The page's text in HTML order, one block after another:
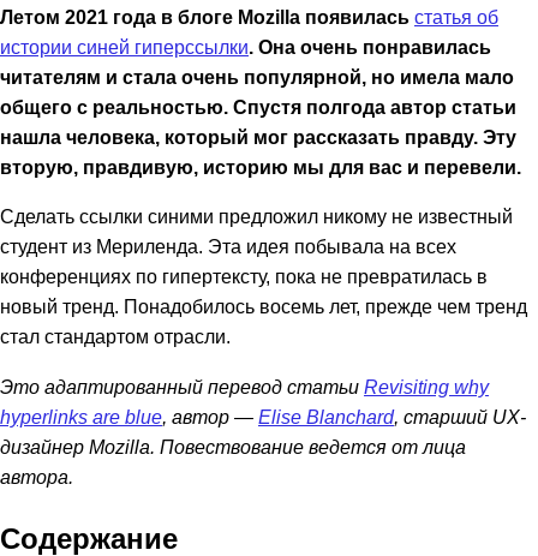
Летом 2021 года в блоге Mozilla появилась статья об
истории синей гиперссылки. Она очень понравилась
читателям и стала очень популярной, но имела мало
общего с реальностью. Спустя полгода автор статьи
нашла человека, который мог рассказать правду. Эту
вторую, правдивую, историю мы для вас и перевели.
Сделать ссылки синими предложил никому не известный
студент из Мериленда. Эта идея побывала на всех
конференциях по гипертексту, пока не превратилась в
новый тренд. Понадобилось восемь лет, прежде чем тренд
стал стандартом отрасли.
Это адаптированный перевод статьи Revisiting why
hyperlinks are blue , автор — Elise Blanchard, старший UX-
дизайнер Mozilla. Повествование ведется от лица
автора.
Содержание